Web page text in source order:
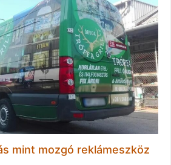
mint mozgó reklámeszköz